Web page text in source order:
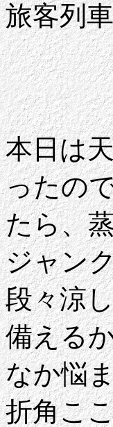
旅客列
本日は
ったの
たら、
ジャン
段々涼
備える
なか悩
折角こ